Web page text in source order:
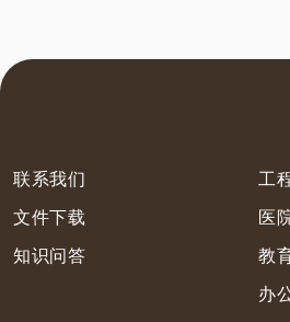
联系我们
文件下载
知识问答
工
医
教
办